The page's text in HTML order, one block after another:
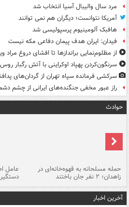
مرد سال والیبال آسیا انتخاب شد
آمریکا نتوانست؛ دیگران هم نمی توانند
هافبک آلومینیوم پرسپولیسی شد
فیدان: ایران هدف پیمان دفاعی مکه نیست
از مظلوم‌نمایی براندازها تا افشای دروغ مراد
سرنگون‌کردن پهپاد اوکراینی با آتش رگبار
سرکشی فرمانده سپاه تهران از گردان‌های
راز عبور مخفی جنگنده‌های ایرانی از چشم
حوادث
حمله مسلحانه به قهوه‌خانه‌ای در
زاهدان؛ ۲ نفر جان باختند
عامل
آخرین اخبار